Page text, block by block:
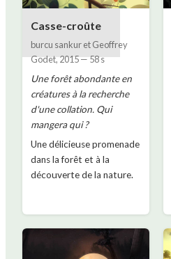
Casse-croûte
burcu sankur et Geoffrey
Godet,2015—58 s
Une forêt abondante en
créatures à la recherche
d'une collation. Qui
mangera qui ?
Une délicieuse promenade
dans la forêt et à la
découverte de la nature.